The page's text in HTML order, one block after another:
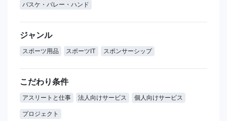
バスケ・バレー・ハンド
ジャンル
スポーツ用品 スポーツIT スポンサーシップ
こだわり条件
アスリートと仕事 法人向けサービス 個人向けサービス
プロジェクト